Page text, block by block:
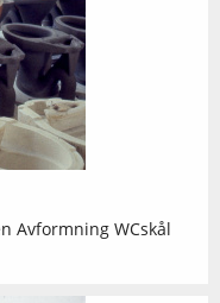
Avformning WCskål